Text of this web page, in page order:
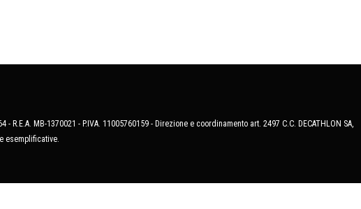
MB-1370021 - P.IVA. 11005760159 - Direzione e coordinamento art. 2497 C.C. DECATHLON SA,
esemplificative.